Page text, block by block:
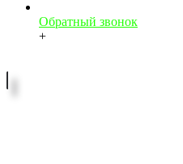
Обратный звонок
+